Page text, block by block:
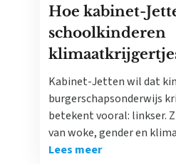
Hoe kabinet-
schoolkinderen
Kabinet-Jetten wil dat
burgerschapsonderwijs
betekent vooral: linkser.
van woke, gender en
Lees meer